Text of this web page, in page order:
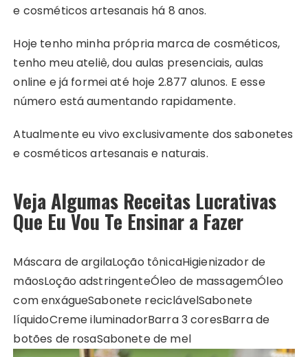
e cosméticos artesanais há 8 anos.
Hoje tenho minha própria marca de cosméticos,
tenho meu ateliê, dou aulas presenciais, aulas
online e já formei até hoje 2.877 alunos. E esse
número está aumentando rapidamente.
Atualmente eu vivo exclusivamente dos sabonetes
e cosméticos artesanais e naturais.
Veja Algumas Receitas Lucrativas
Que Eu Vou Te Ensinar a Fazer
Máscara de argilaLoção tônicaHigienizador de
mãosLoção adstringenteÓleo de massagemÓleo
com enxágueSabonete reciclávelSabonete
líquidoCreme iluminadorBarra 3 coresBarra de
botões de rosaSabonete de mel